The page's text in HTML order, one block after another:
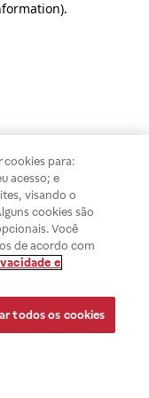
.
cookies para:
acesso; e
visando o
cookies são
Você
de acordo com
e
todos os cookies